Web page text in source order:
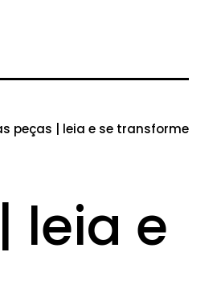
peças | leia e se transforme
leia e